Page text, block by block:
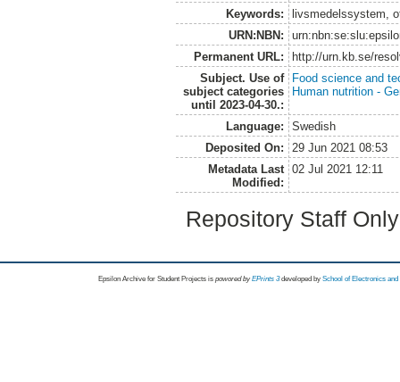
Keywords:
livsmedelssystem,
URN:NBN:
Permanent URL:
http://urn.kb.se/
Subject. Use of
subject categories
until 2023-04-30.:
Food science and
Human nutrition -
Language:
Swedish
Deposited On:
29 Jun 2021 08:53
Metadata Last
Modified:
02 Jul 2021 12:11
Repository Staff
Epsilon Archive for Student Projects is powored byEPrints 3 developed by School of Electronics